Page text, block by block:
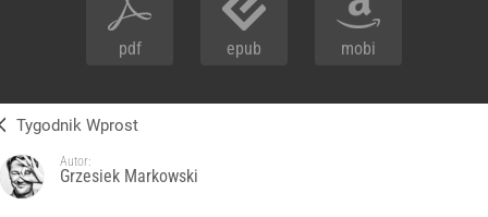
pdf epub mobi
Tygodnik Wprost
Autor:
Grzesiek Markowski